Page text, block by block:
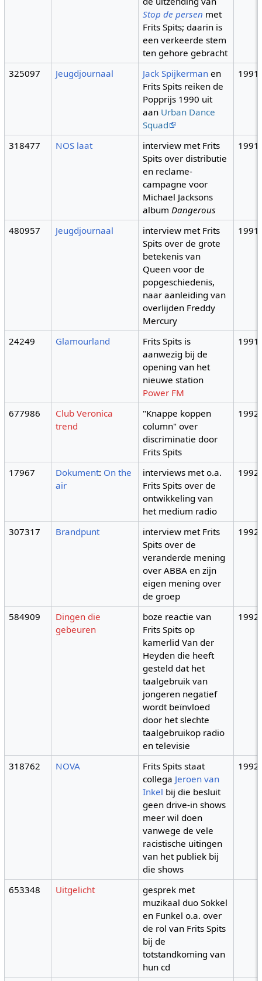
Stop de persen met
Frits Spits; daarin is
een verkeerde stem
ten gehore gebracht
325097
Jeugdjournaal Jack Spijkerman en
Frits Spits reiken de
Popprijs 1990 uit
aan Urban Dance
Squad
1991
318477 NOS laat
interview met Frits
Spits over distributie
en reclame-
campagne voor
Michael Jacksons
albumDangerous
1991
480957 Jeugdjournaal
interview met Frits
Spits over de grote
betekenis van
Queen voor de
popgeschiedenis,
naar aanleiding van
overlijden Freddy
Mercury
1991
24249 Glamourland
Frits Spits is
aanwezig bij de
opening van het
nieuwe station
Power FM
1991
677986
Club Veronica
trend
"Knappe koppen
column" over
discriminatie door
Frits Spits
1992
17967 Dokument: On the
air
interviews met o.a.
Frits Spits over de
ontwikkeling van
het medium radio
1992
307317 Brandpunt
interview met Frits
Spits over de
veranderde mening
over ABBA en zijn
eigen mening over
de groep
1992
584909
Dingen die
gebeuren
boze reactie van
Frits Spits op
kamerlid Van der
Heyden die heeft
gesteld dat het
taalgebruik van
jongeren negatief
wordt beïnvloed
door het slechte
taalgebruikop radio
en televisie
1992
318762 NOVA
Frits Spits staat
collega Jeroen van
Inkel bij die besluit
geen drive-in shows
meer wil doen
vanwege de vele
racistische uitingen
van het publiek bij
die shows
1992
653348 Uitgelicht
gesprek met
muzikaal duo Sokkel
en Funkel o.a. over
de rol van Frits Spits
bij de
totstandkoming van
hun cd